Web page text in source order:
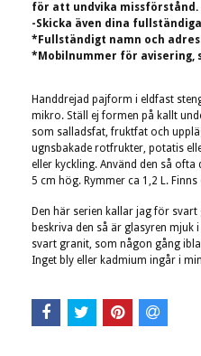
för att undvika missförstånd.
-Skicka även dina
*Fullständigt namn och
*Mobilnummer för
Handdrejad pajform i eldfast
mikro. Ställ ej formen på kallt
som salladsfat, fruktfat och
ugnsbakade rotfrukter, potatis
eller kyckling. Använd den så ofta
5 cm hög. Rymmer ca 1,2 L.
Den här serien kallar jag för
beskriva den så är glasyren mjuk
svart granit, som någon gång
Inget bly eller kadmium ingår i